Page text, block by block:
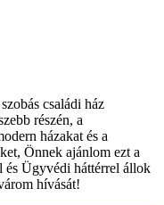
családi ház
részén, a
házakat és a
Önnek ajánlom ezt a
és Ügyvédi háttérrel állok
hívását!